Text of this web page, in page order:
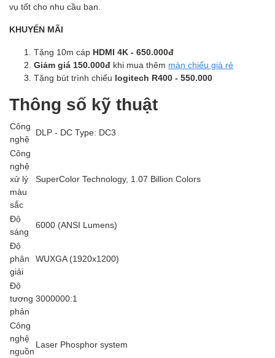
vụ tốt cho nhu cầu bạn.
KHUYẾN MÃI
Tặng 10m cáp HDMI 4K - 650.000đ
Giảm giá 150.000đ khi mua thêm màn chiếu giá rẻ
Tặng bút trình chiếu logitech R400 - 550.000
Thông số kỹ thuật
Công
nghệ
DLP - DC Type: DC3
Công
nghệ
xử lý
màu
sắc
SuperColor Technology, 1.07 Billion Colors
Độ
sáng
6000 (ANSI Lumens)
Độ
phân
giải
WUXGA (1920x1200)
Độ
tương
phản
3000000:1
Công
nghệ
nguồn
Laser Phosphor system